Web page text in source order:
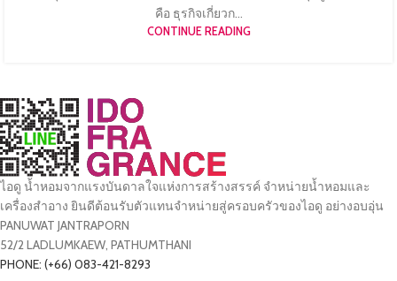
คือ ธุรกิจเกี่ยวก...
CONTINUE READING
ไอดู น้ำหอมจากแรงบันดาลใจแห่งการสร้างสรรค์ จำหน่ายน้ำหอมและ
เครื่องสำอาง ยินดีต้อนรับตัวแทนจำหน่ายสู่ครอบครัวของไอดู อย่างอบอุ่น
PANUWAT JANTRAPORN
52/2 LADLUMKAEW, PATHUMTHANI
PHONE: (+66) 083-421-8293